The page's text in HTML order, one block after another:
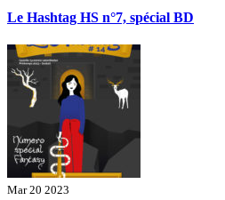
Le Hashtag HS n°7, spécial BD
Mar 20 2023